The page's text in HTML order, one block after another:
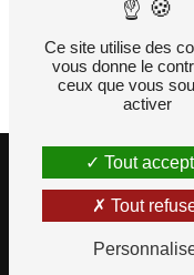
prise de contact puis
fins probatoires et de
vous inscrire sur la liste
disponible à cette
pour plus d’informations
©Vistalid-
Mentions
Ce site utilise des
vous donne le
ceux que vous
activer
Tout
Tout